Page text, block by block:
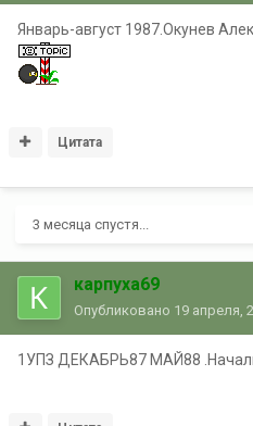
Январь-август 1987.Окунев
Цитата
3 месяца спустя...
карпуха69
Опубликовано 19 апреля,
1УПЗ ДЕКАБРЬ87 МАЙ88